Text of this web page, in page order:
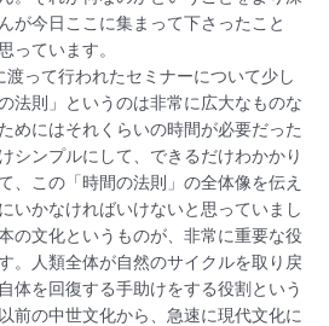
が今日ここに集まって下さったこと
っています。
って行われたセミナーについて少し
法則」というのは非常に広大なものな
めにはそれくらいの時間が必要だった
シンプルにして、できるだけわかかり
、この「時間の法則」の全体像を伝え
いかなければいけないと思っていまし
の文化というものが、非常に重要な役
。人類全体が自然のサイクルを取り戻
体を回復する手助けをする役割という
前の中世文化から、急速に現代文化に